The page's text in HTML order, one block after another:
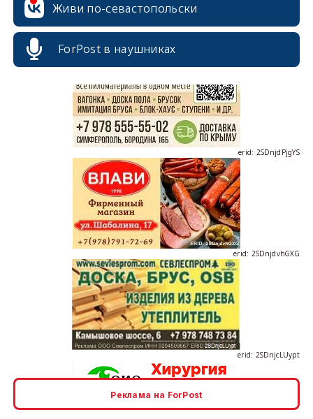
Живи по-севастопольски
ForPost в наушниках
erid: 2SDnjdPjgYS
erid: 2SDnjdvhGXG
Реклама на ForPost